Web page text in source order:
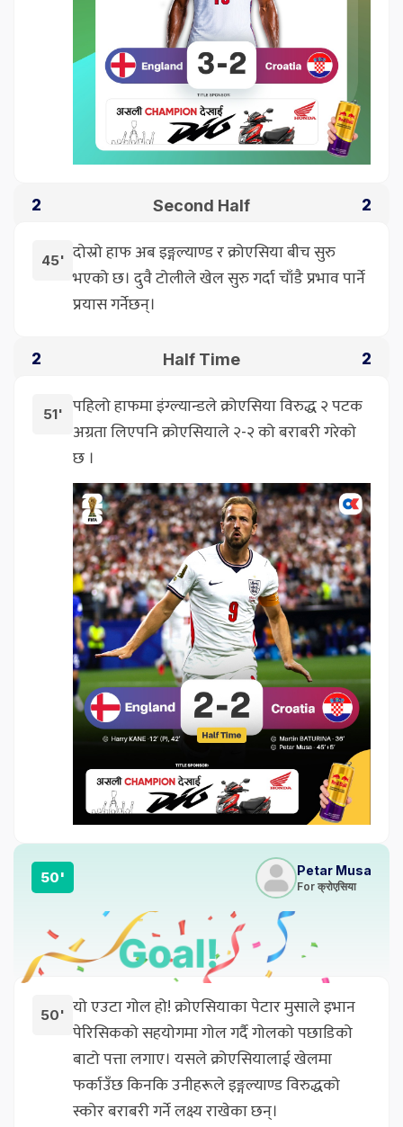
2 Second Half 2
45' दोस्रो हाफ अब इङ्गल्याण्ड र क्रोएसिया बीच सुरु
भएको छ। दुवै टोलीले खेल सुरु गर्दा चाँडै प्रभाव पार्ने
प्रयास गर्नेछन्।
2 Half Time 2
51'
पहिलो हाफमा इंग्ल्यान्डले क्रोएसिया विरुद्ध २ पटक
अग्रता लिएपनि क्रोएसियाले २-२ को बराबरी गरेको
छ ।
50' Petar Musa
For क्रोएसिया
50' यो एउटा गोल हो! क्रोएसियाका पेटार मुसाले इभान
पेरिसिकको सहयोगमा गोल गर्दै गोलको पछाडिको
बाटो पत्ता लगाए। यसले क्रोएसियालाई खेलमा
फर्काउँछ किनकि उनीहरूले इङ्गल्याण्ड विरुद्धको
स्कोर बराबरी गर्ने लक्ष्य राखेका छन्।